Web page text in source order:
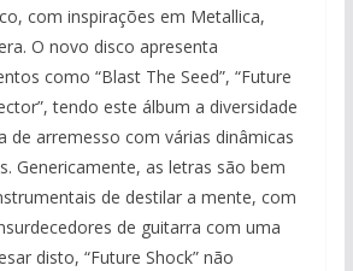
com inspirações em Metallica,
O novo disco apresenta
como “Blast The Seed”, “Future
tendo este álbum a diversidade
de arremesso com várias dinâmicas
Genericamente, as letras são bem
de destilar a mente, com
de guitarra com uma
disto, “Future Shock” não